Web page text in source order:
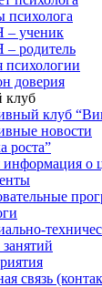
психолога
– ученик
– родитель
психологии
доверия
клуб
клуб
новости
роста”
о
связь